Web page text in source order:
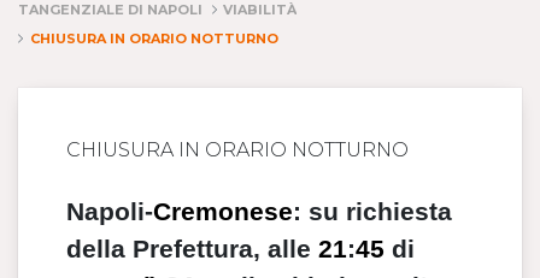
TANGENZIALE DI NAPOLI
VIABILITÀ
CHIUSURA IN ORARIO NOTTURNO
CHIUSURA IN ORARIO NOTTURNO
Napoli-Cremonese: su richiesta
della Prefettura, alle 21:45 di